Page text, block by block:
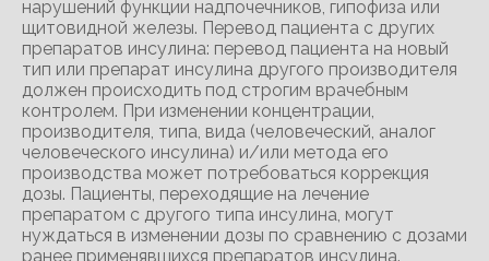
нарушений функции надпочечников, гипофиза или
щитовидной железы. Перевод пациента с других
препаратов инсулина: перевод пациента на новый
тип или препарат инсулина другого производителя
должен происходить под строгим врачебным
контролем. При изменении концентрации,
производителя, типа, вида (человеческий, аналог
человеческого инсулина) и/или метода его
производства может потребоваться коррекция
дозы. Пациенты, переходящие на лечение
препаратом с другого типа инсулина, могут
нуждаться в изменении дозы по сравнению с дозами
ранее применявшихся препаратов инсулина.